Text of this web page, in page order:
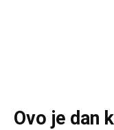
Ovo je dan